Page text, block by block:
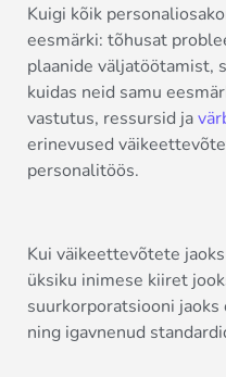
Kuigi kõik
eesmärki: tõhusat
plaanide väljatöötamist,
kuidas neid samu
vastutus, ressursid ja
erinevused
personalitöös.
Kui väikeettevõtete
üksiku inimese kiiret
suurkorporatsiooni
ning igavnenud